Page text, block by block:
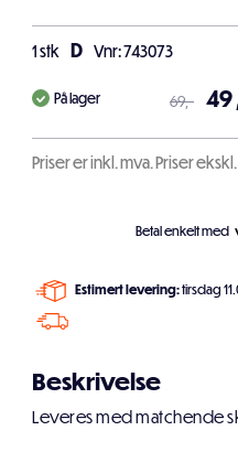
1stk D Vnr: 743073
På lager 69,- 49
Priser er inkl. mva. Priser ekskl.
Betal enkelt med
Estimert levering:tirsdag
Beskrivelse
Leveres med matchende